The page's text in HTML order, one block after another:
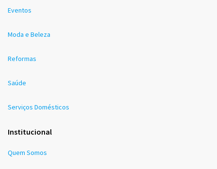
Eventos
Moda e Beleza
Reformas
Saúde
Serviços Domésticos
Institucional
Quem Somos